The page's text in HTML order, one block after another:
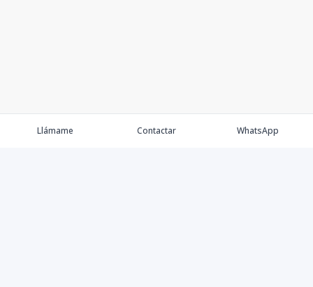
Llámame Contactar WhatsApp